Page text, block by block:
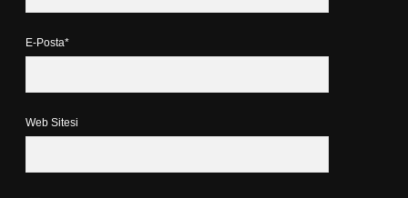
E-Posta*
Web Sitesi